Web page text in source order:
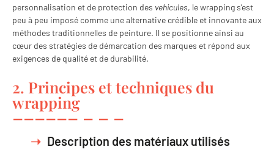
personnalisation et de protection des vehicules, le wrapping s’est
peu à peu imposé comme une alternative crédible et innovante aux
méthodes traditionnelles de peinture. Il se positionne ainsi au
cœur des stratégies de démarcation des marques et répond aux
exigences de qualité et de durabilité.
2. Principes et techniques du
wrapping
Description des matériaux utilisés